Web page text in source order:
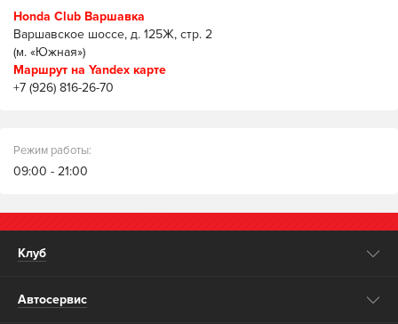
Honda Club Варшавка
Варшавское шоссе, д. 125Ж, стр. 2
(м. «Южная»)
Маршрут на Yandex карте
+7 (926) 816-26-70
Режим работы:
09:00 - 21:00
Клуб
Автосервис